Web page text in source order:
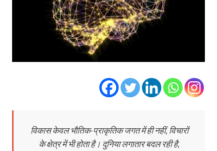
विकास केवल भौतिक-प्राकृतिक जगत में ही नहीं, विचारों
के क्षेत्र में भी होता है। दुनिया लगातार बदल रही है,